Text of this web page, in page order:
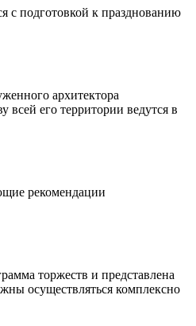
с подготовкой к празднованию
архитектора
его территории ведутся в
рекомендации
торжеств и представлена
осуществляться комплексно